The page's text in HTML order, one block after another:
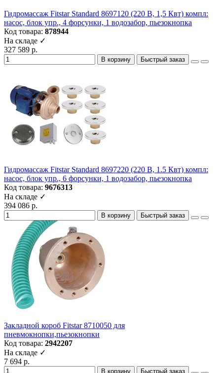
Гидромассаж Fitstar Standard 8697120 (220 В, 1,5 Квт) компл:
насос, блок упр., 4 форсунки, 1 водозабор, пьезокнопка
Код товара: 878944
На складе ✓
327 589 р.
В корзину Быстрый заказ
Гидромассаж Fitstar Standard 8697220 (220 В, 1.5 Квт) компл:
насос, блок упр., 6 форсунки, 1 водозабор, пьезокнопка
Код товара: 9676313
На складе ✓
394 086 р.
В корзину Быстрый заказ
Закладной короб Fitstar 8710050 для
пневмокнопки,пьезокнопки
Код товара: 2942207
На складе ✓
7 694 р.
В корзину Быстрый заказ